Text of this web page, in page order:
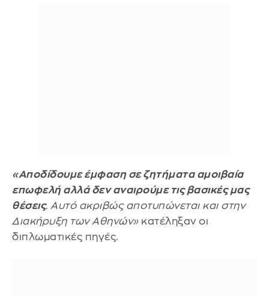
«Αποδίδουμε έμφαση σε ζητήματα αμοιβαία
επωφελή αλλά δεν αναιρούμε τις βασικές μας
θέσεις. Αυτό ακριβώς αποτυπώνεται και στην
Διακήρυξη των Αθηνών»κατέληξαν οι
διπλωματικές πηγές.